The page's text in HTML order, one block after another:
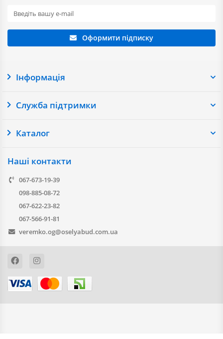
Оформити підписку
Інформація
Служба підтримки
Каталог
Наші контакти
067-673-19-39
098-885-08-72
067-622-23-82
067-566-91-81
veremko.og@oselyabud.com.ua